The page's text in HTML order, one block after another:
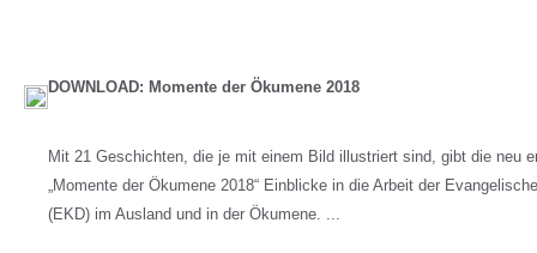
DOWNLOAD: Momente der Ökumene 2018
Mit 21 Geschichten, die je mit einem Bild illustriert sind, gibt die neu
„Momente der Ökumene 2018“ Einblicke in die Arbeit der
(EKD) im Ausland und in der Ökumene. ...